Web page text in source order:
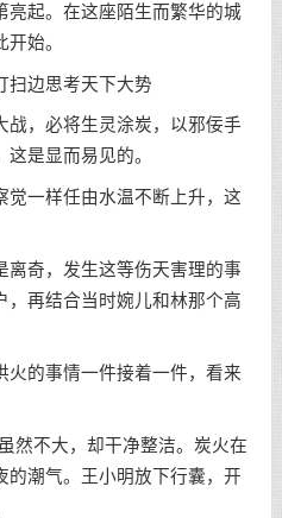
亮起。在这座陌生而繁华的城
始。
扫边思考天下大势
战，必将生灵涂炭，以邪佞手
是显而易见的。
觉一样任由水温不断上升，这
离奇，发生这等伤天害理的事
，再结合当时婉儿和林那个高
火的事情一件接着一件，看来
然不大，却干净整洁。炭火在
的潮气。王小明放下行囊，开